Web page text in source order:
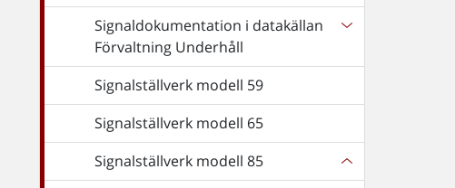
Signaldokumentation i datakällan
Förvaltning Underhåll
Signalställverk modell 59
Signalställverk modell 65
Signalställverk modell 85